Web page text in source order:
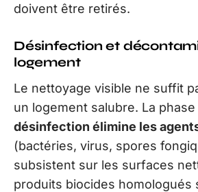
doivent être retirés.
Désinfection et
logement
Le nettoyage visible ne suffit
un logement salubre. La phase
désinfection élimine les
(bactéries, virus, spores
subsistent sur les surfaces
produits biocides homologués